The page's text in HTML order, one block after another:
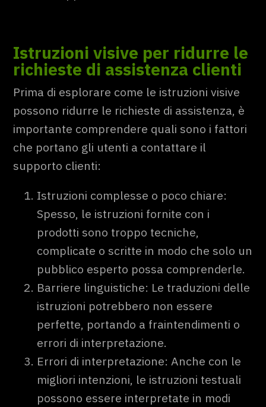
Istruzioni visive per ridurre le
richieste di assistenza clienti
Prima di esplorare come le istruzioni visive
possono ridurre le richieste di assistenza, è
importante comprendere quali sono i fattori
che portano gli utenti a contattare il
supporto clienti:
Istruzioni complesse o poco chiare:
Spesso, le istruzioni fornite con i
prodotti sono troppo tecniche,
complicate o scritte in modo che solo un
pubblico esperto possa comprenderle.
Barriere linguistiche: Le traduzioni delle
istruzioni potrebbero non essere
perfette, portando a fraintendimenti o
errori di interpretazione.
Errori di interpretazione: Anche con le
migliori intenzioni, le istruzioni testuali
possono essere interpretate in modi